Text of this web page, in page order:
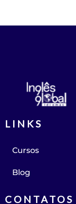
LINKS
Cursos
Blog
CONTATOS